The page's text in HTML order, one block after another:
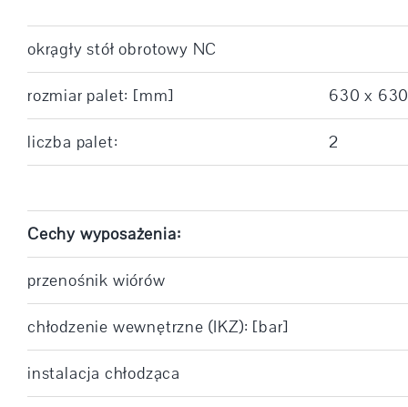
okrągły stół obrotowy NC
rozmiar palet: [mm] 630 x
liczba palet: 2
Cechy wyposażenia:
przenośnik wiórów
chłodzenie wewnętrzne (IKZ): [bar]
instalacja chłodząca